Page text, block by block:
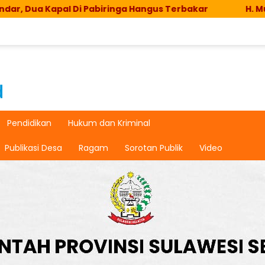
Di Pabiringa Hangus Terbakar H. Muh. Imam
Pendidikan Hukum dan Kriminal
Publikasi Desa Ragam Sorotan Publik Video